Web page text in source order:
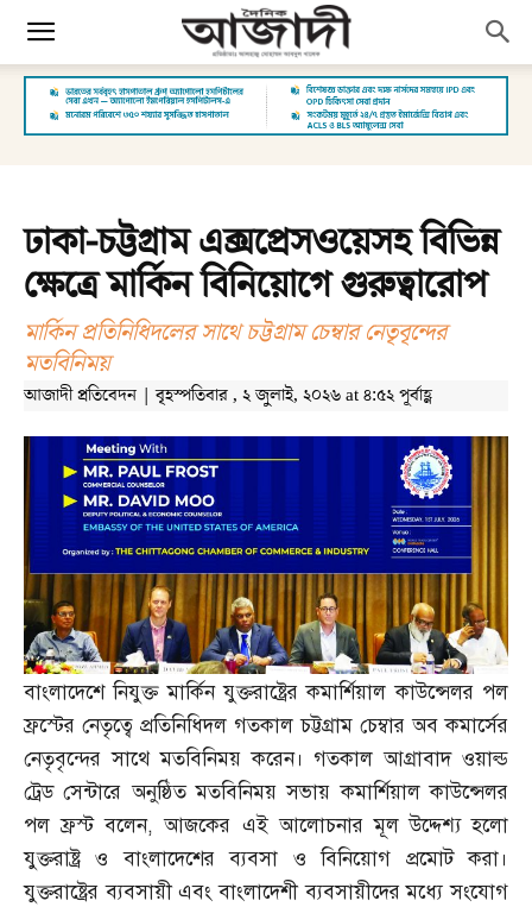
ঢাকা-চট্টগ্রাম এক্সপ্রেসওয়েসহ বিভিন্ন
ক্ষেত্রে মার্কিন বিনিয়োগে গুরুত্বারোপ
মার্কিন প্রতিনিধিদলের সাথে চট্টগ্রাম চেম্বার নেতৃবৃন্দের
মতবিনিময়
আজাদী প্রতিবেদন | বৃহস্পতিবার , ২ জুলাই, ২০২৬ at ৪:৫২ পূর্বাহ্ণ
বাংলাদেশে নিযুক্ত মার্কিন যুক্তরাষ্ট্রের কমার্শিয়াল কাউন্সেলর পল
ফ্রস্টের নেতৃত্বে প্রতিনিধিদল গতকাল চট্টগ্রাম চেম্বার অব কমার্সের
নেতৃবৃন্দের সাথে মতবিনিময় করেন। গতকাল আগ্রাবাদ ওয়াল্ড
ট্রেড সেন্টারে অনুষ্ঠিত মতবিনিময় সভায় কমার্শিয়াল কাউন্সেলর
পল ফ্রস্ট বলেন,আজকের এই আলোচনার মূল উদ্দেশ্য হলো
যুক্তরাষ্ট্র ও বাংলাদেশের ব্যবসা ও বিনিয়োগ প্রমোট করা।
যুক্তরাষ্ট্রের ব্যবসায়ী এবং বাংলাদেশী ব্যবসায়ীদের মধ্যে সংযোগ